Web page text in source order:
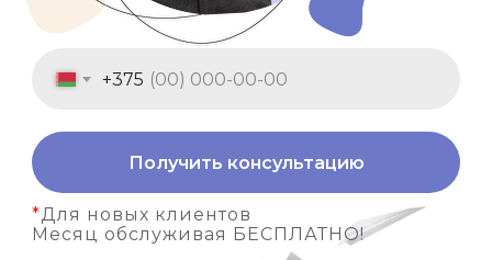
+375
Получить консультацию
*Для новых клиентов
Месяц обслуживая БЕСПЛАТНО!